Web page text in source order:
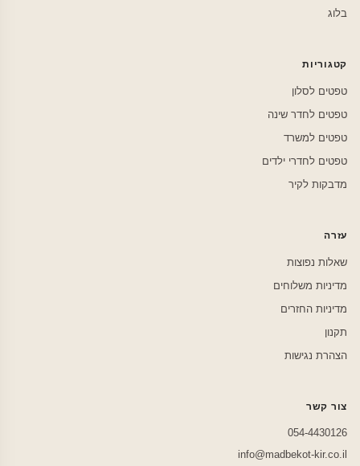
בלוג
קטגוריות
טפטים לסלון
טפטים לחדר שינה
טפטים למשרד
טפטים לחדרי ילדים
מדבקות לקיר
עזרה
שאלות נפוצות
מדיניות משלוחים
מדיניות החזרים
תקנון
הצהרת נגישות
צור קשר
054-4430126
info@madbekot-kir.co.il